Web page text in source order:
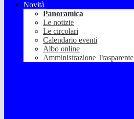
Novità
Panoramica
Le notizie
Le circolari
Calendario eventi
Albo online
Amministrazione Trasparente